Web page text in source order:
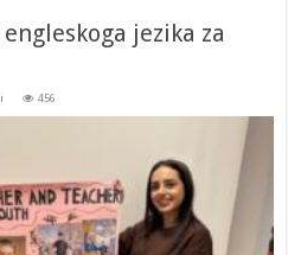
jezika za
treće
razrede
456